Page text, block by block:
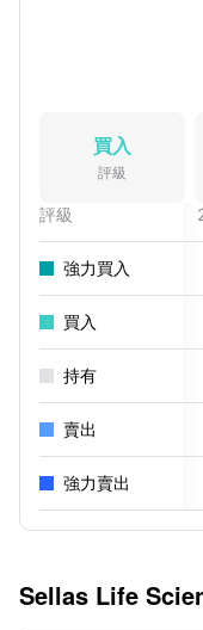
買入
評級
評級
強力買入
買入
持有
賣出
強力賣出
Sellas Life